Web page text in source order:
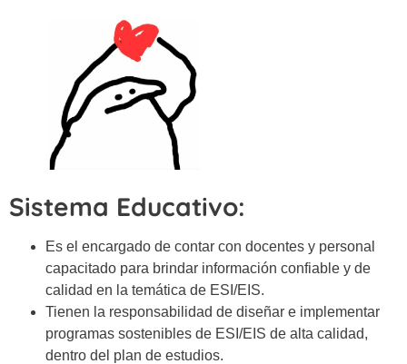
Sistema Educativo:
Es el encargado de contar con docentes y personal
capacitado para brindar información confiable y de
calidad en la temática de ESI/EIS.
Tienen la responsabilidad de diseñar e implementar
programas sostenibles de ESI/EIS de alta calidad,
dentro del plan de estudios.